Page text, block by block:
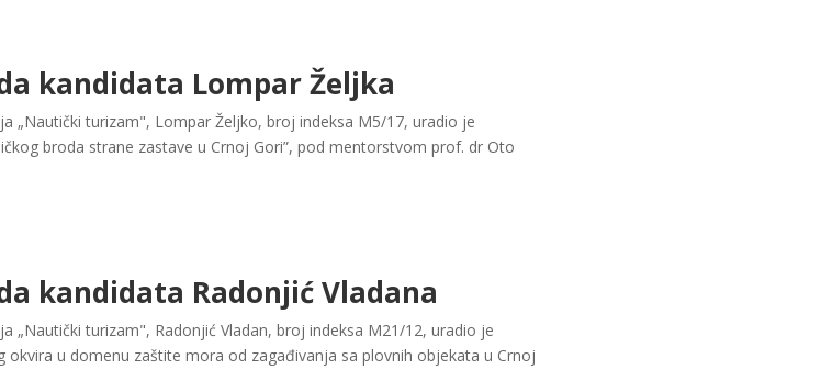
kandidata Lompar Željka
„Nautički turizam", Lompar Željko, broj indeksa M5/17, uradio je
broda strane zastave u Crnoj Gori”, pod mentorstvom prof. dr Oto
kandidata Radonjić Vladana
„Nautički turizam", Radonjić Vladan, broj indeksa M21/12, uradio je
u domenu zaštite mora od zagađivanja sa plovnih objekata u Crnoj